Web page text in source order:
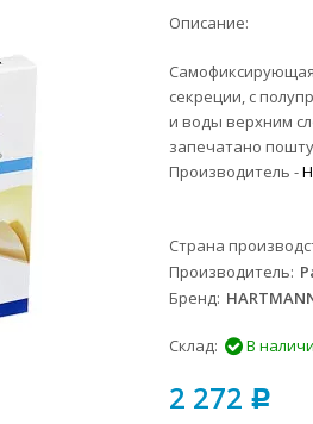
Описание:
секреции, с
и воды верхним
запечатано
Производитель -
Страна
Производитель
Бренд
Склад: В
2 272 Р